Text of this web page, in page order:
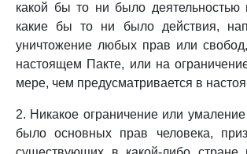
какой бы то ни было деятельностью
какие бы то ни было действия,
уничтожение любых прав или
настоящем Пакте, или на
мере, чем предусматривается в
2. Никакое ограничение или
было основных прав человека,